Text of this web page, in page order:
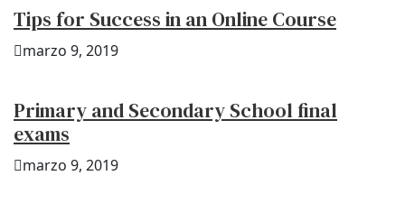
Tips for Success in an Online Course
marzo 9, 2019
Primary and Secondary School final
exams
marzo 9, 2019